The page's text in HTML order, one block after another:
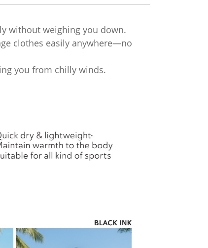
without weighing you down.
clothes easily anywhere—no
you from chilly winds.